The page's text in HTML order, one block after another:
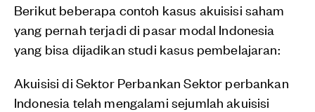
Berikut beberapa contoh kasus akuisisi saham
yang pernah terjadi di pasar modal Indonesia
yang bisa dijadikan studi kasus pembelajaran:
Akuisisi di Sektor Perbankan Sektor perbankan
Indonesia telah mengalami sejumlah akuisisi